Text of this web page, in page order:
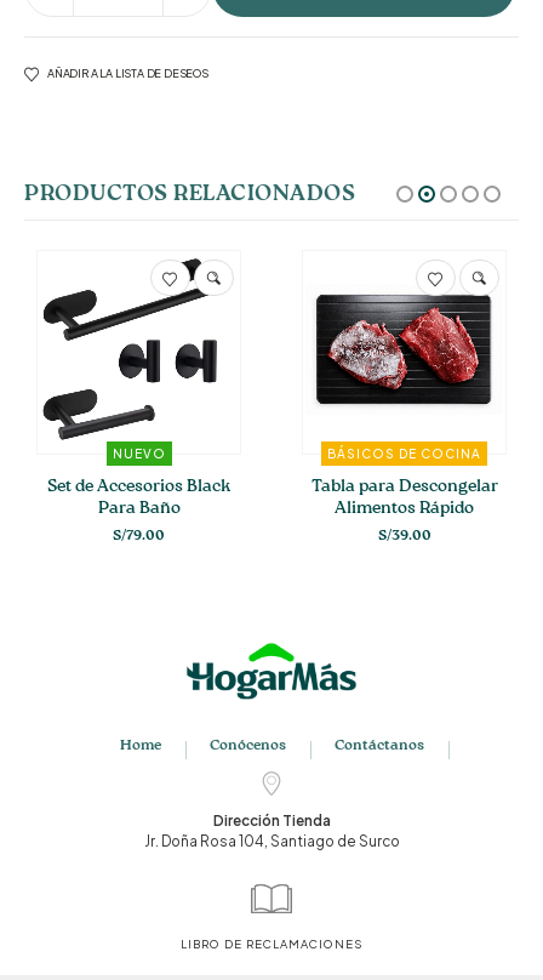
AÑADIR A LA LISTA DE DESEOS
PRODUCTOS RELACIONADOS
NUEVO
Set de Accesorios Black
Para Baño
S/79.00
BÁSICOS DE COCINA
Tabla para Descongelar
Alimentos Rápido
S/39.00
Home Conócenos Contáctanos
Dirección Tienda
Jr. Doña Rosa 104, Santiago de Surco
LIBRO DE RECLAMACIONES